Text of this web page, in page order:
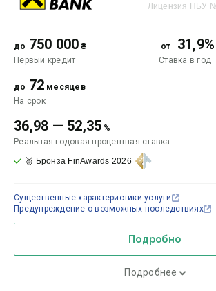
Лицензия НБУ №
до 750 000 ₴
Первый кредит
от 31,9%
Ставка в год
до 72 месяцев
На срок
36,98 — 52,35 %
Реальная годовая процентная ставка
Подробно
Подробнее
🥉 Бронза FinAwards 2026
Существенные характеристики услуги
Предупреждение о возможных последствиях